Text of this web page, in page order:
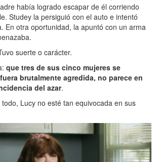
había logrado escapar de él corriendo
Studey la persiguió con el auto e intentó
En otra oportunidad, la apuntó con un arma
suerte o carácter.
que tres de sus cinco mujeres se
brutalmente agredida, no parece en
del azar.
Lucy no esté tan equivocada en sus